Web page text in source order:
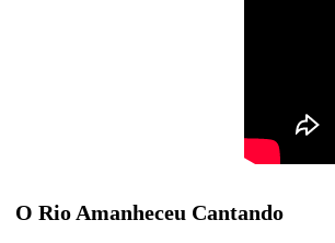
O Rio Amanheceu Cantando